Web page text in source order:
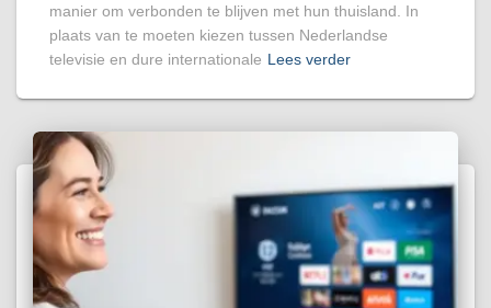
manier om verbonden te blijven met hun thuisland. In
plaats van te moeten kiezen tussen Nederlandse
televisie en dure internationale Lees verder